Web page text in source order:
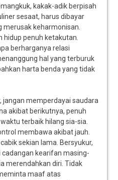
kakak-adik berpisah
sesaat, harus dibayar
merusak keharmonisan.
hidup penuh ketakutan.
berharganya relasi
hal yang terburuk
harta benda yang tidak
jangan memperdayai saudara
akibat berikutnya, penuh
terbaik hilang sia-sia.
membawa akibat jauh.
sekian lama. Bersyukur,
kearifan masing-
merendahkan diri. Tidak
maaf atas